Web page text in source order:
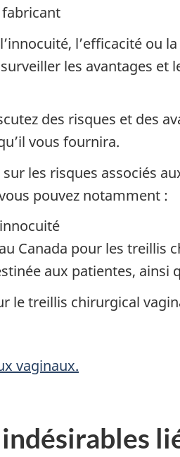
l’efficacité ou
les avantages et
des risques et des
vous fournira.
les risques associés
pouvez notamment :
Canada pour les treillis
aux patientes, ainsi
le treillis chirurgical
vaginaux.